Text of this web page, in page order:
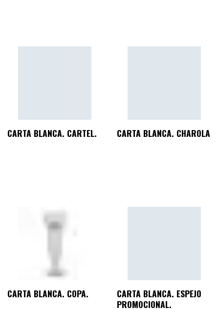
CARTA BLANCA. CARTEL. CARTA BLANCA. CHAROLA
CARTA BLANCA. COPA.
CARTA BLANCA. ESPEJO
PROMOCIONAL.